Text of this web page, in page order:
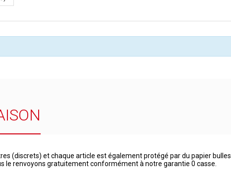
(discrets) et chaque article est également protégé par du papier bulles.
le renvoyons gratuitement conformément à notre garantie 0 casse.